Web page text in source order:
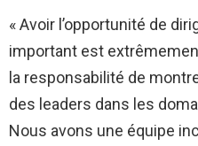
« Avoir l’opportunité de
important est
la responsabilité de
des leaders dans les
Nous avons une équipe